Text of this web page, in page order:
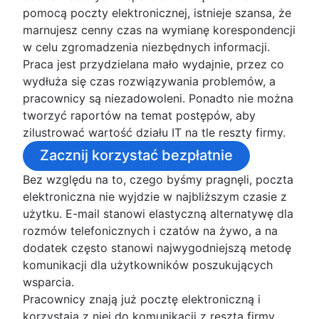
Model świadczenia usług HR
Zarządzanie wiedzą HR
Automatyzacja przepływów pracy
HR
Konwersacyjny system zgłoszeniowy
Dostosowywanie Jira Service Management
Odejście od wsparcia e-mail
Katalog usług
Czym jest wirtualny agent?
Wsparcie IT
Portal usług IT
System zgłoszeniowy IT
Service request process
Zarządzanie zasobami IT
Przegląd
Bazy danych zarządzania konfiguracją
Zarządzanie konfiguracją a zarządzanie
Najlepsze praktyki dotyczące zarządzania
zasobami IT i oprogramowaniem
Śledzenie zasobów
Zarządzanie zasobami sprzętowymi
Zarządzanie incydentami
Przegląd
Zarządzanie ciągłością usług IT
Komunikacja dotycząca incydentów
Przegląd
Zarządzanie IT
Przegląd
pomocą poczty elektronicznej, istnieje szansa, że
marnujesz cenny czas na wymianę korespondencji
w celu zgromadzenia niezbędnych informacji.
Praca jest przydzielana mało wydajnie, przez co
wydłuża się czas rozwiązywania problemów, a
pracownicy są niezadowoleni. Ponadto nie można
tworzyć raportów na temat postępów, aby
zilustrować wartość działu IT na tle reszty firmy.
Zacznij korzystać bezpłatnie
Bez względu na to, czego byśmy pragnęli, poczta
elektroniczna nie wyjdzie w najbliższym czasie z
użytku. E-mail stanowi elastyczną alternatywę dla
rozmów telefonicznych i czatów na żywo, a na
dodatek często stanowi najwygodniejszą metodę
komunikacji dla użytkowników poszukujących
wsparcia.
Pracownicy znają już pocztę elektroniczną i
korzystają z niej do komunikacji z resztą firmy.